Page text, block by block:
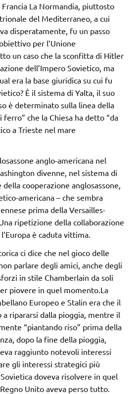
La Normandia, piuttosto
del Mediterraneo, a cui
disperatamente, fu un passo
per l’Unione
un caso che la sconfitta di Hitler
dell’Impero Sovietico, ma
era la base giuridica su cui fu
È il sistema di Yalta, il suo
è determinato sulla linea della
che la Chiesa ha detto “da
a Trieste nel mare
anglo-americana nel
divenne, nel sistema di
cooperazione anglosassone,
americana – che sembra
prima della Versailles-
ripetizione della collaborazione
è caduta vittima.
ci dice che nel gioco delle
parlare degli amici, anche degli
in stile Chamberlain da soli
piovere in quel momento.La
Europeo e Stalin era che il
ripararsi dalla pioggia, mentre il
“piantando riso” prima della
dopo la fine della pioggia,
raggiunto notevoli interessi
gli interessi strategici più
doveva risolvere in quel
Unito aveva perso tutto.